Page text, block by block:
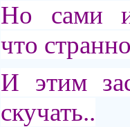
Но сами
что
И этим
скучать..